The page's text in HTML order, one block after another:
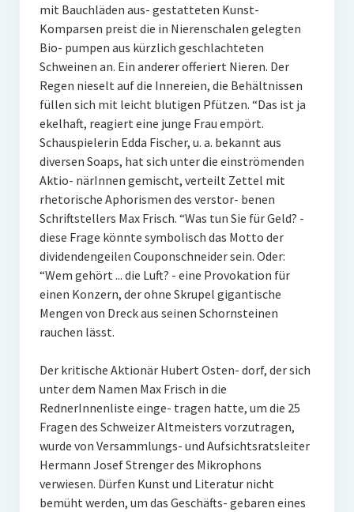
mit Bauchläden aus- gestatteten Kunst-
Komparsen preist die in Nierenschalen gelegten
Bio- pumpen aus kürzlich geschlachteten
Schweinen an. Ein anderer offeriert Nieren. Der
Regen nieselt auf die Innereien, die Behältnissen
füllen sich mit leicht blutigen Pfützen. “Das ist ja
ekelhaft, reagiert eine junge Frau empört.
Schauspielerin Edda Fischer, u. a. bekannt aus
diversen Soaps, hat sich unter die einströmenden
Aktio- närInnen gemischt, verteilt Zettel mit
rhetorische Aphorismen des verstor- benen
Schriftstellers Max Frisch. “Was tun Sie für Geld? -
diese Frage könnte symbolisch das Motto der
dividendengeilen Couponschneider sein. Oder:
“Wem gehört ... die Luft? - eine Provokation für
einen Konzern, der ohne Skrupel gigantische
Mengen von Dreck aus seinen Schornsteinen
rauchen lässt.
Der kritische Aktionär Hubert Osten- dorf, der sich
unter dem Namen Max Frisch in die
RednerInnenliste einge- tragen hatte, um die 25
Fragen des Schweizer Altmeisters vorzutragen,
wurde von Versammlungs- und Aufsichtsratsleiter
Hermann Josef Strenger des Mikrophons
verwiesen. Dürfen Kunst und Literatur nicht
bemüht werden, um das Geschäfts- gebaren eines